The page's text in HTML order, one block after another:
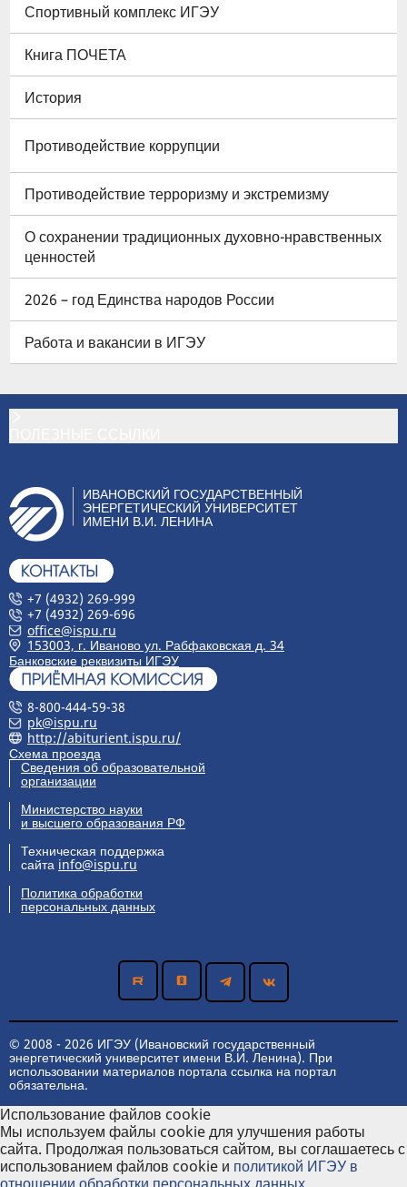
Спортивный комплекс ИГЭУ
Книга ПОЧЕТА
История
Противодействие коррупции
Противодействие терроризму и экстремизму
О сохранении традиционных духовно-нравственных
ценностей
2026 – год Единства народов России
Работа и вакансии в ИГЭУ
ИВАНОВСКИЙ ГОСУДАРСТВЕННЫЙ
ЭНЕРГЕТИЧЕСКИЙ УНИВЕРСИТЕТ
ИМЕНИ В.И. ЛЕНИНА
+7 (4932) 269-999
+7 (4932) 269-696
office@ispu.ru
153003, г. Иваново ул. Рабфаковская д. 34
Банковские реквизиты ИГЭУ
8-800-444-59-38
pk@ispu.ru
http://abiturient.ispu.ru/
Схема проезда
Сведения об образовательной
организации
Министерство науки
и высшего образования РФ
Техническая поддержка
сайта info@ispu.ru
Политика обработки
персональных данных
© 2008 - 2026 ИГЭУ (Ивановский государственный
энергетический университет имени В.И. Ленина). При
использовании материалов портала ссылка на портал
обязательна.
Использование файлов cookie
Мы используем файлы cookie для улучшения работы
сайта. Продолжая пользоваться сайтом, вы соглашаетесь с
использованием файлов cookie и политикой ИГЭУ в